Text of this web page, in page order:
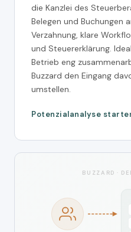
die Kanzlei des
Belegen und Buchungen
Verzahnung, klare
und Steuererklärung.
Betrieb eng
Buzzard den Eingang
umstellen.
Potenzialanalyse
BUZZARD ·